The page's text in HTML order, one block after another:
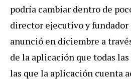
podría cambiar dentro de
director ejecutivo y fundador
anunció en diciembre a
de la aplicación que todas
las que la aplicación cuenta